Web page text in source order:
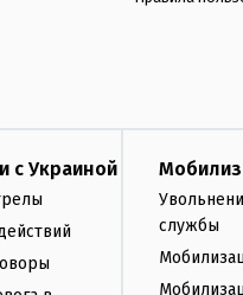
с Украиной
службы